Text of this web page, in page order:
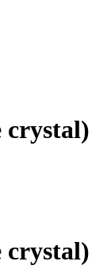
crystal)
crystal)